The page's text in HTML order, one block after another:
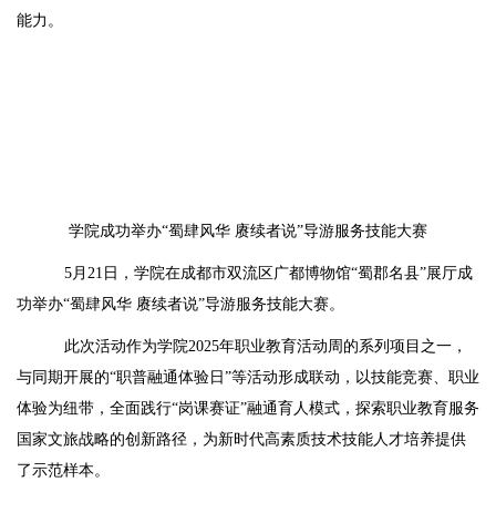
能力。
学院成功举办“蜀肆风华 赓续者说”导游服务技能大赛
5月21日，学院在成都市双流区广都博物馆“蜀郡名县”展厅成
功举办“蜀肆风华 赓续者说”导游服务技能大赛。
此次活动作为学院2025年职业教育活动周的系列项目之一，
与同期开展的“职普融通体验日”等活动形成联动，以技能竞赛、职业
体验为纽带，全面践行“岗课赛证”融通育人模式，探索职业教育服务
国家文旅战略的创新路径，为新时代高素质技术技能人才培养提供
了示范样本。